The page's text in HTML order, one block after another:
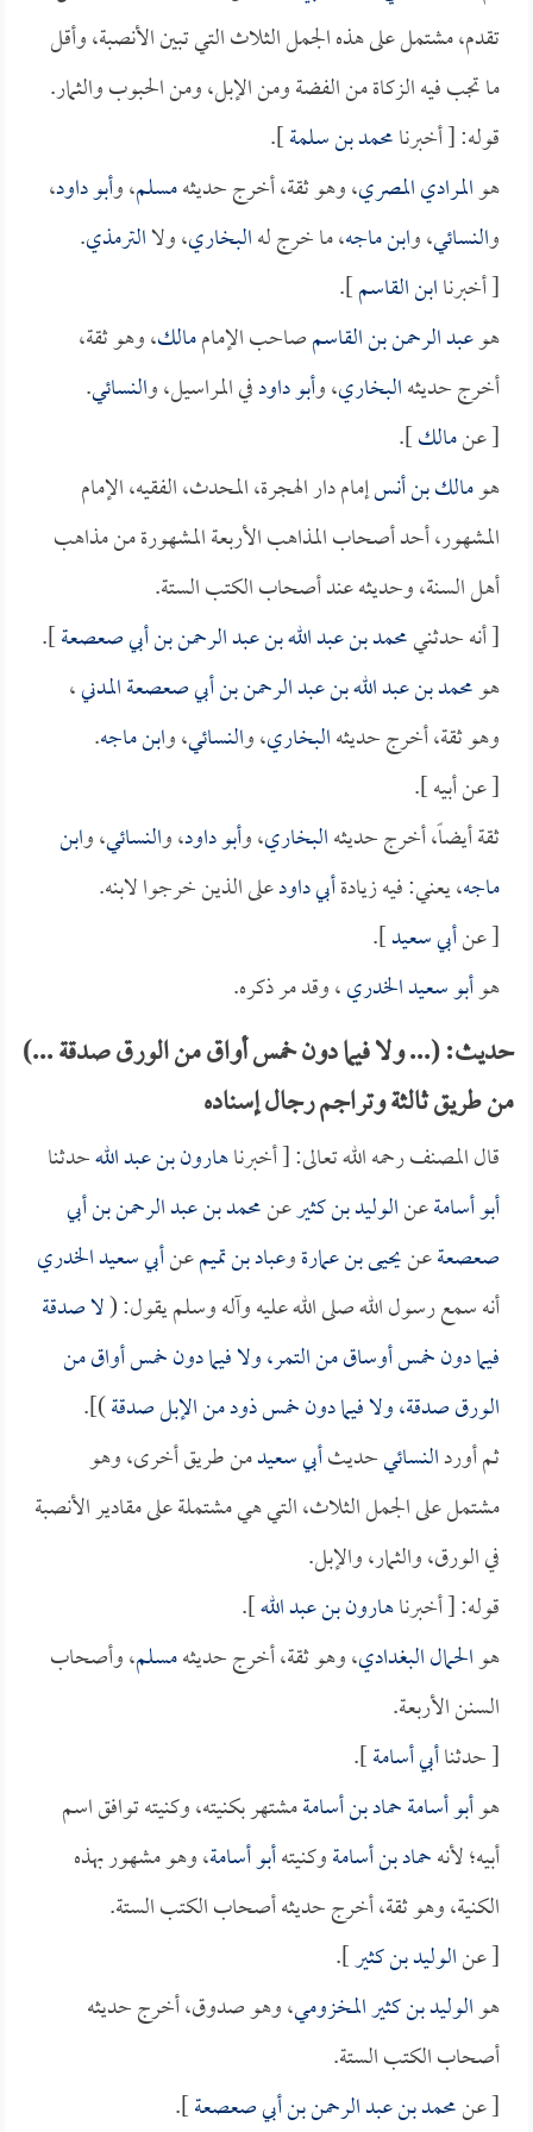
تقدم، مشتمل على هذه الجمل الثلاث التي تبين الأنصبة، وأقل
ما تجب فيه الزكاة من الفضة ومن الإبل، ومن الحبوب والثمار.
قوله: [ أخبرنامحمد بن سلمة].
هوالمرادي المصري، وهو ثقة، أخرج حديثهمسلم، وأبو داود،
والنسائي، وابن ماجه، ما خرج لهالبخاري، ولاالترمذي.
[ أخبرناابن القاسم].
هوعبد الرحمن بن القاسمصاحب الإماممالك، وهو ثقة،
أخرج حديثهالبخاري، وأبو داودفي المراسيل، والنسائي.
[ عنمالك].
هومالك بن أنسإمام دار الهجرة، المحدث، الفقيه، الإمام
المشهور، أحد أصحاب المذاهب الأربعة المشهورة من مذاهب
أهل السنة، وحديثه عند أصحاب الكتب الستة.
[ أنه حدثنيمحمد بن عبد الله بن عبد الرحمن بن أبي صعصعة].
هومحمد بن عبد الله بن عبد الرحمن بن أبي صعصعة المدني،
وهو ثقة، أخرج حديثهالبخاري، والنسائي، وابن ماجه.
[ عن أبيه ].
ثقة أيضاً، أخرج حديثهالبخاري، وأبو داود، والنسائي، وابن
ماجه، يعني: فيه زيادةأبي داودعلى الذين خرجوا لابنه.
[ عنأبي سعيد].
هوأبو سعيد الخدري، وقد مر ذكره.
حديث: (... ولا فيما دون خمس أواق من الورق صدقة ...)
من طريق ثالثة وتراجم رجال إسناده
قال المصنف رحمه الله تعالى: [ أخبرناهارون بن عبد اللهحدثنا
أبو أسامةعنالوليد بن كثيرعنمحمد بن عبد الرحمن بن أبي
صعصعةعنيحيى بن عمارةوعباد بن تميمعنأبي سعيد الخدري
أنه سمع رسول الله صلى الله عليه وآله وسلم يقول: (لا صدقة
فيما دون خمس أوساق من التمر، ولا فيما دون خمس أواق من
الورق صدقة، ولا فيما دون خمس ذود من الإبل صدقة)].
ثم أوردالنسائيحديثأبي سعيدمن طريق أخرى، وهو
مشتمل على الجمل الثلاث، التي هي مشتملة على مقادير الأنصبة
في الورق، والثمار، والإبل.
قوله: [ أخبرناهارون بن عبد الله].
هوالحمال البغدادي، وهو ثقة، أخرج حديثهمسلم، وأصحاب
السنن الأربعة.
[ حدثناأبي أسامة].
هوأبو أسامة حماد بن أسامةمشتهر بكنيته، وكنيته توافق اسم
أبيه؛ لأنهحماد بن أسامةوكنيتهأبو أسامة، وهو مشهور بهذه
الكنية، وهو ثقة، أخرج حديثه أصحاب الكتب الستة.
[ عنالوليد بن كثير].
هوالوليد بن كثير المخزومي، وهو صدوق، أخرج حديثه
أصحاب الكتب الستة.
[ عنمحمد بن عبد الرحمن بن أبي صعصعة].